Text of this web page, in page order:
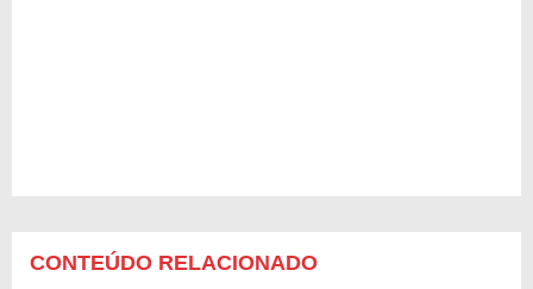
CONTEÚDO RELACIONADO